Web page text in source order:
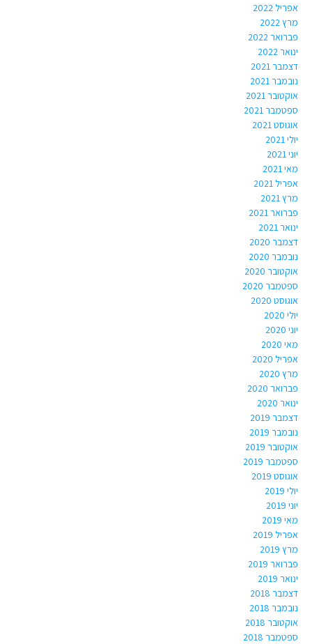
אפריל 2022
מרץ 2022
פברואר 2022
ינואר 2022
דצמבר 2021
נובמבר 2021
אוקטובר 2021
ספטמבר 2021
אוגוסט 2021
יולי 2021
יוני 2021
מאי 2021
אפריל 2021
מרץ 2021
פברואר 2021
ינואר 2021
דצמבר 2020
נובמבר 2020
אוקטובר 2020
ספטמבר 2020
אוגוסט 2020
יולי 2020
יוני 2020
מאי 2020
אפריל 2020
מרץ 2020
פברואר 2020
ינואר 2020
דצמבר 2019
נובמבר 2019
אוקטובר 2019
ספטמבר 2019
אוגוסט 2019
יולי 2019
יוני 2019
מאי 2019
אפריל 2019
מרץ 2019
פברואר 2019
ינואר 2019
דצמבר 2018
נובמבר 2018
אוקטובר 2018
ספטמבר 2018